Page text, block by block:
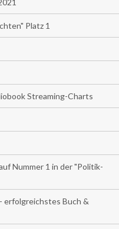
Platz 1
Streaming-Charts
Nummer 1 in der "Politik-
erfolgreichstes Buch &